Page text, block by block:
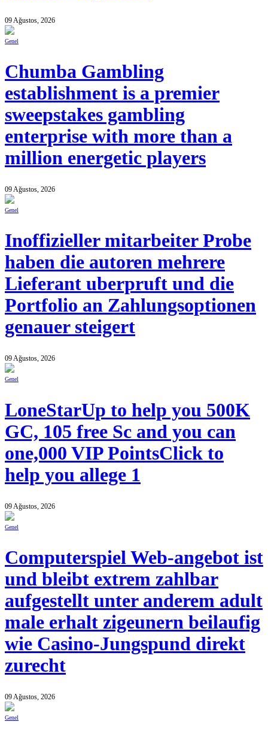
09 Ağustos, 2026
Genel
Chumba Gambling
establishment is a premier
sweepstakes gambling
enterprise with more than a
million energetic players
09 Ağustos, 2026
Genel
Inoffizieller mitarbeiter Probe
haben die autoren mehrere
Lieferant uberpruft und die
Portfolio an Zahlungsoptionen
genauer steigert
09 Ağustos, 2026
Genel
LoneStarUp to help you 500K
GC, 105 free Sc and you can
one,000 VIP PointsClick to
help you allege 1
09 Ağustos, 2026
Genel
Computerspiel Web-angebot ist
und bleibt extrem zahlbar
aufgestellt unter anderem adult
male erhalt zigeunern beilaufig
wie Casino-Jungspund direkt
zurecht
09 Ağustos, 2026
Genel